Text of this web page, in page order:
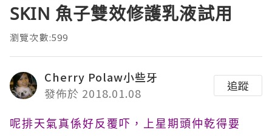
SKIN 魚子雙效修護乳液試用
瀏覽次數:599
Cherry Polaw小些牙
發佈於 2018.01.08
追蹤
呢排天氣真係好反覆吓，上星期頭仲乾得要